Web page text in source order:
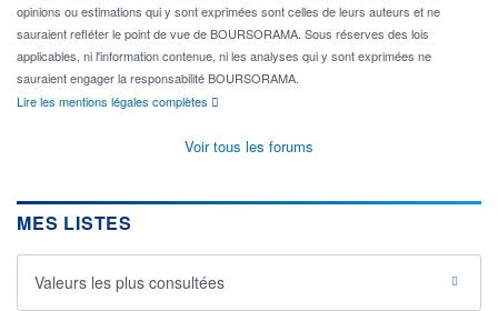
opinions ou estimations qui y sont exprimées sont celles de leurs auteurs et ne
sauraient refléter le point de vue de BOURSORAMA. Sous réserves des lois
applicables, ni l'information contenue, ni les analyses qui y sont exprimées ne
sauraient engager la responsabilité BOURSORAMA.
Lire les mentions légales complètes
Voir tous les forums
MES LISTES
Valeurs les plus consultées